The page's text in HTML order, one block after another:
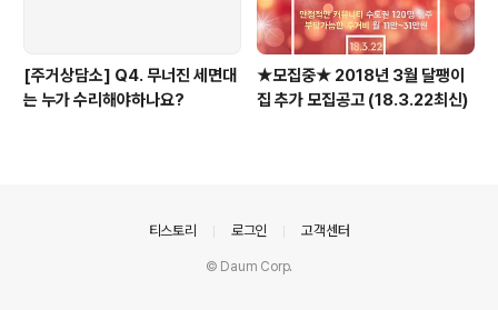
[주거상담소] Q4. 무너진 세면대
는 누가 수리해야하나요?
★모집중★ 2018년 3월 달팽이
집 추가 모집공고 (18.3.22최신)
티스토리 로그인 고객센터
© Daum Corp.